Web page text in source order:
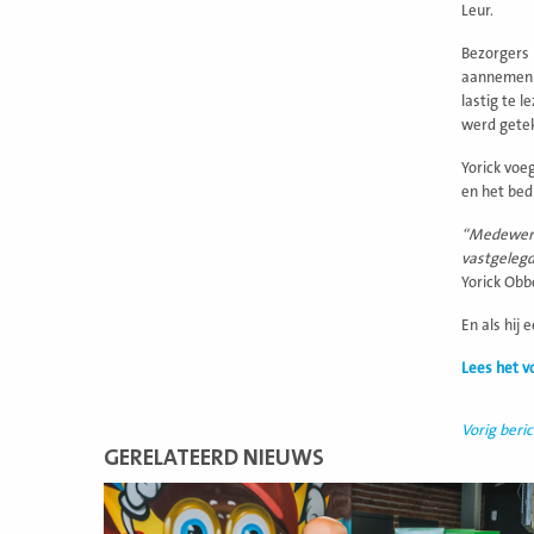
Leur.
lastig te
werd
Yorick
en het
Yorick
En als hij
Lees het
Vorig
GERELATEERD NIEUWS
Lees
meer